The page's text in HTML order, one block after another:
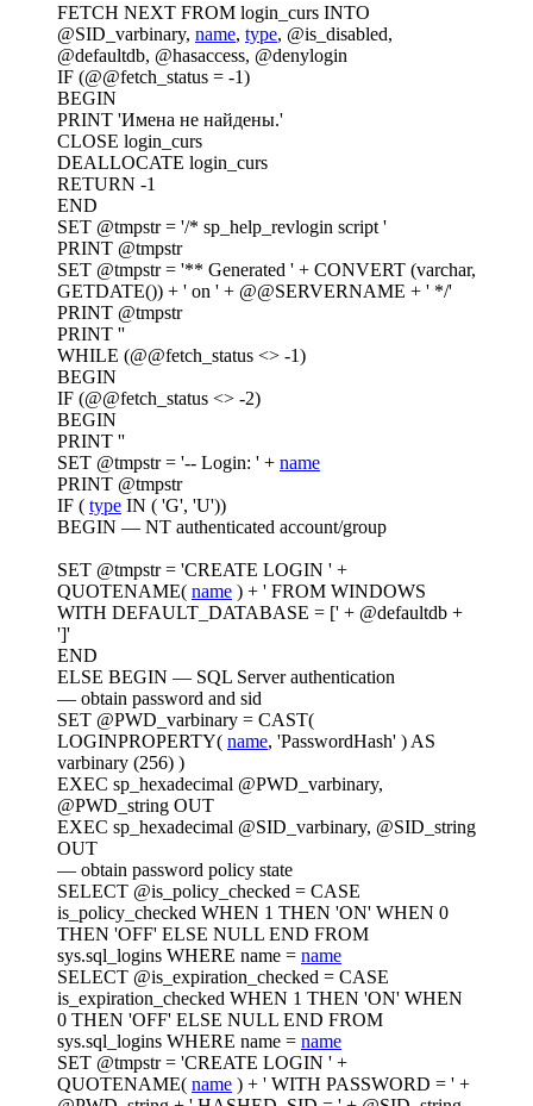
FETCH NEXT FROM login_curs INTO
@SID_varbinary, name, type, @is_disabled,
@defaultdb, @hasaccess, @denylogin
IF (@@fetch_status = -1)
BEGIN
PRINT 'Имена не найдены.'
CLOSE login_curs
DEALLOCATE login_curs
RETURN -1
END
SET @tmpstr = '/* sp_help_revlogin script '
PRINT @tmpstr
SET @tmpstr = '** Generated ' + CONVERT (varchar,
GETDATE()) + ' on ' + @@SERVERNAME + ' */'
PRINT @tmpstr
PRINT ''
WHILE (@@fetch_status <> -1)
BEGIN
IF (@@fetch_status <> -2)
BEGIN
PRINT ''
SET @tmpstr = '-- Login: ' + name
PRINT @tmpstr
IF ( type IN ( 'G', 'U'))
BEGIN — NT authenticated account/group
SET @tmpstr = 'CREATE LOGIN ' +
QUOTENAME( name ) + ' FROM WINDOWS
WITH DEFAULT_DATABASE = [' + @defaultdb +
']'
END
ELSE BEGIN — SQL Server authentication
— obtain password and sid
SET @PWD_varbinary = CAST(
LOGINPROPERTY( name, 'PasswordHash' ) AS
varbinary (256) )
EXEC sp_hexadecimal @PWD_varbinary,
@PWD_string OUT
EXEC sp_hexadecimal @SID_varbinary, @SID_string
OUT
— obtain password policy state
SELECT @is_policy_checked = CASE
is_policy_checked WHEN 1 THEN 'ON' WHEN 0
THEN 'OFF' ELSE NULL END FROM
sys.sql_logins WHERE name = name
SELECT @is_expiration_checked = CASE
is_expiration_checked WHEN 1 THEN 'ON' WHEN
0 THEN 'OFF' ELSE NULL END FROM
sys.sql_logins WHERE name = name
SET @tmpstr = 'CREATE LOGIN ' +
QUOTENAME( name ) + ' WITH PASSWORD = ' +